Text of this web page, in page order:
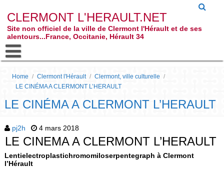
CLERMONT L'HERAULT.NET
Site non officiel de la ville de Clermont l'Hérault et de ses
alentours...France, Occitanie, Hérault 34
Home / Clermont l'Hérault / Clermont, ville culturelle /
LE CINÉMA A CLERMONT L’HERAULT
LE CINÉMA A CLERMONT L’HERAULT
pj2h 4 mars 2018
LE CINEMA A CLERMONT L’HERAULT
Lentielectroplastichromomiloserpentegraph à Clermont
l’Hérault